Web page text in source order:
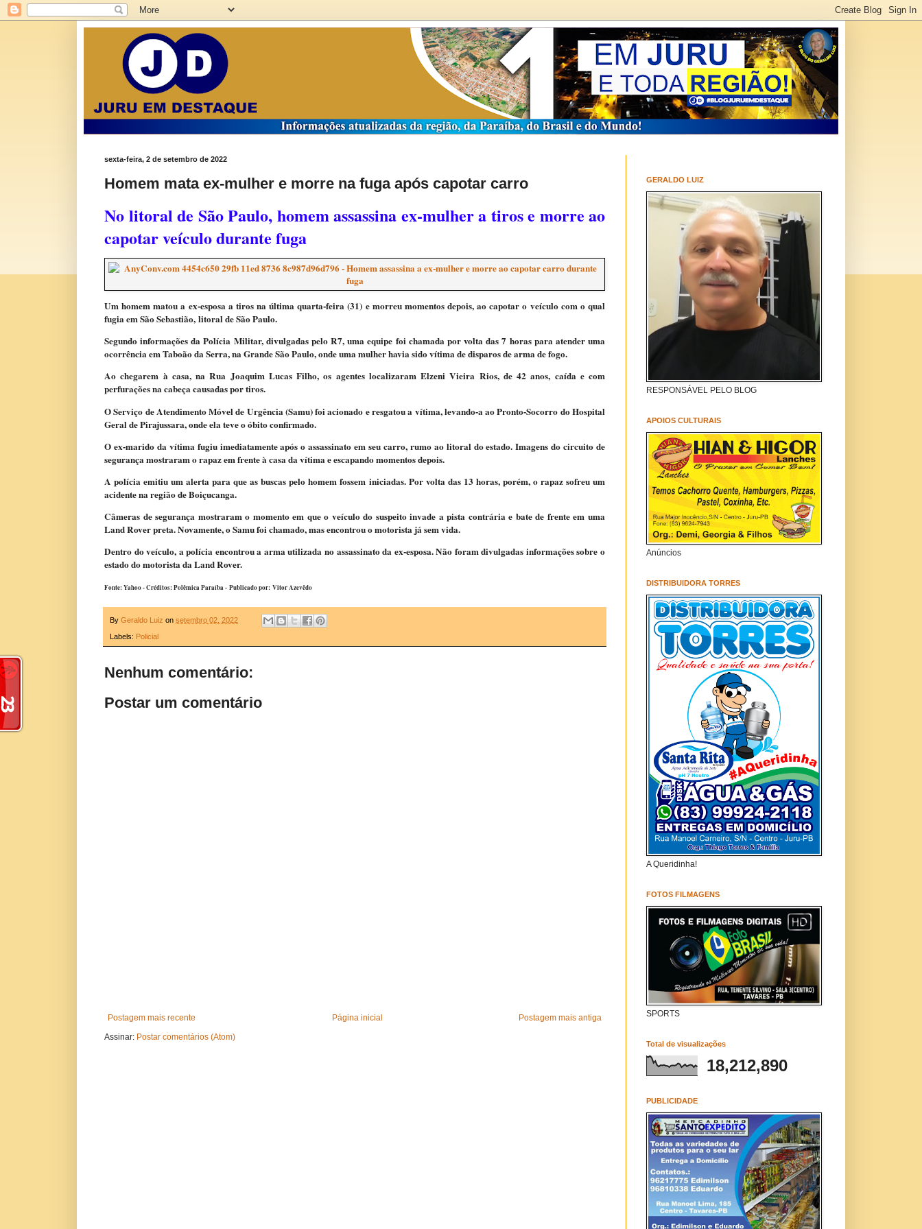
sexta-feira, 2 de setembro de 2022
Homem mata ex-mulher e morre na fuga após capotar carro
No litoral de São Paulo, homem assassina ex-mulher a tiros e morre ao
capotar veículo durante fuga
Um homem matou a ex-esposa a tiros na última quarta-feira (31) e morreu momentos depois, ao capotar o veículo com o qual
fugia em São Sebastião, litoral de São Paulo.
Segundo informações da Polícia Militar, divulgadas pelo R7, uma equipe foi chamada por volta das 7 horas para atender uma
ocorrência em Taboão da Serra, na Grande São Paulo, onde uma mulher havia sido vítima de disparos de arma de fogo.
Ao chegarem à casa, na Rua Joaquim Lucas Filho, os agentes localizaram Elzeni Vieira Rios, de 42 anos, caída e com
perfurações na cabeça causadas por tiros.
O Serviço de Atendimento Móvel de Urgência (Samu) foi acionado e resgatou a vítima, levando-a ao Pronto-Socorro do Hospital
Geral de Pirajussara, onde ela teve o óbito confirmado.
O ex-marido da vítima fugiu imediatamente após o assassinato em seu carro, rumo ao litoral do estado. Imagens do circuito de
segurança mostraram o rapaz em frente à casa da vítima e escapando momentos depois.
A polícia emitiu um alerta para que as buscas pelo homem fossem iniciadas. Por volta das 13 horas, porém, o rapaz sofreu um
acidente na região de Boiçucanga.
Câmeras de segurança mostraram o momento em que o veículo do suspeito invade a pista contrária e bate de frente em uma
Land Rover preta. Novamente, o Samu foi chamado, mas encontrou o motorista já sem vida.
Dentro do veículo, a polícia encontrou a arma utilizada no assassinato da ex-esposa. Não foram divulgadas informações sobre o
estado do motorista da Land Rover.
Fonte: Yahoo - Créditos: Polêmica Paraíba - Publicado por: Vitor Azevêdo
By Geraldo Luiz on setembro 02, 2022
Labels: Policial
Nenhum comentário:
Postar um comentário
Postagem mais recente Postagem mais antiga
Página inicial
Assinar: Postar comentários (Atom)
GERALDO LUIZ
RESPONSÁVEL PELO BLOG
APOIOS CULTURAIS
Anúncios
DISTRIBUIDORA TORRES
A Queridinha!
FOTOS FILMAGENS
SPORTS
Total de visualizações
18,212,890
PUBLICIDADE